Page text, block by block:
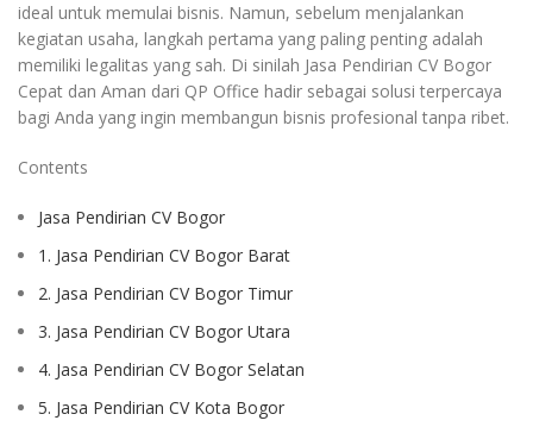
ideal untuk memulai bisnis. Namun, sebelum menjalankan
kegiatan usaha, langkah pertama yang paling penting adalah
memiliki legalitas yang sah. Di sinilah Jasa Pendirian CV Bogor
Cepat dan Aman dari QP Office hadir sebagai solusi terpercaya
bagi Anda yang ingin membangun bisnis profesional tanpa ribet.
Contents
Jasa Pendirian CV Bogor
1. Jasa Pendirian CV Bogor Barat
2. Jasa Pendirian CV Bogor Timur
3. Jasa Pendirian CV Bogor Utara
4. Jasa Pendirian CV Bogor Selatan
5. Jasa Pendirian CV Kota Bogor